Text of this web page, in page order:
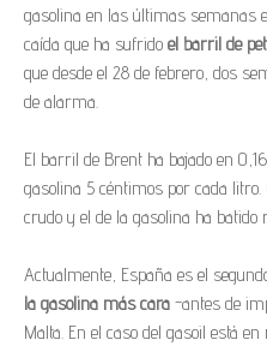
gasolina en las últimas semanas
caída que ha sufrido el barril de
que desde el 28 de febrero, dos
de alarma.
El barril de Brent ha bajado en
gasolina 5 céntimos por cada
crudo y el de la gasolina ha batido
Actualmente, España es el
la gasolina más cara -antes de
Malta. En el caso del gasoil está en